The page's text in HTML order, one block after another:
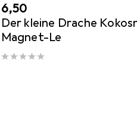
EUR
6,50
Der kleine Drache
Magnet-Le